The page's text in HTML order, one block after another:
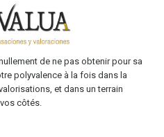
de ne pas obtenir pour sa
polyvalence à la fois dans la
et dans un terrain
côtés.